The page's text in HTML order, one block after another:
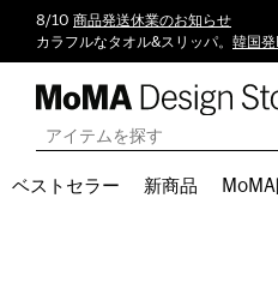
8/10 商品発送休業のお知らせ
カラフルなタオル&スリッパ。 韓国
ベストセラー 新商品